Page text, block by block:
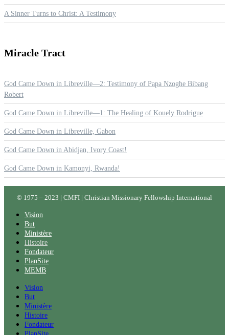
A Sinner Turns to Christ: A Testimony
Miracle Tract
God Came Down in Libreville—2: Testimony of Papa Nzoghe Bibang
Robert
God Came Down in Libreville—1: The Healing of Kouely Rodrigue
God Came Down in Libreville, Gabon
God Came Down in Abidjan, Ivory Coast!
God Came Down in Kamonyi, Rwanda!
© 1975 – 2023 | CMFI | Christian Missionary Fellowship International
Vision
But
Ministère
Histoire
Fondateur
PlanSite
MEMB
Vision
But
Ministère
Histoire
Fondateur